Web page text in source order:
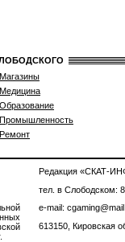
Магазины
Медицина
Образование
Промышленность
Ремонт
Редакция «СКАТ-
тел. в Слободском:
e-mail:
613150, Кировская